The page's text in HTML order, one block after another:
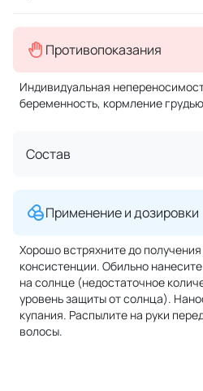
Противопоказания
Индивидуальная
беременность, кормление грудью
Состав
Применение и дозировки
Хорошо встряхните до
консистенции. Обильно
на солнце (недостаточное
уровень защиты от солнца).
купания. Распылите на руки
волосы.